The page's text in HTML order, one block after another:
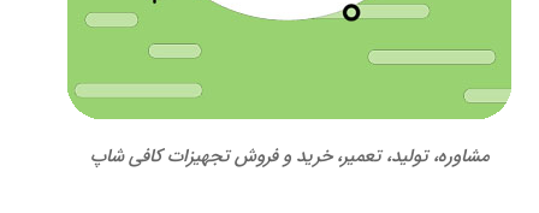
مشاوره، تولید، تعمیر، خرید و فروش تجهیزات کافی شاپ